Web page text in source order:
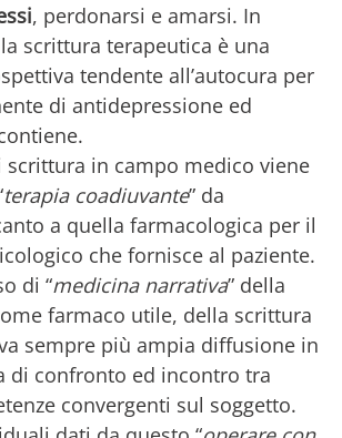
, perdonarsi e amarsi. In
scrittura terapeutica è una
tendente all’autocura per
di antidepressione ed
scrittura in campo medico viene
terapia coadiuvante” da
a quella farmacologica per il
che fornisce al paziente.
di “medicina narrativa” della
farmaco utile, della scrittura
sempre più ampia diffusione in
di confronto ed incontro tra
convergenti sul soggetto.